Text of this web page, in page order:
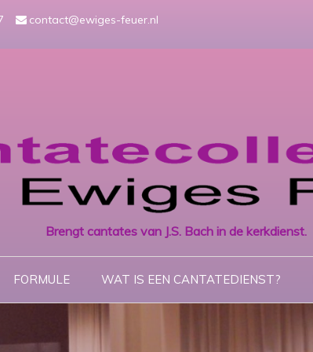
contact@ewiges-feuer.nl
Brengt cantates van J.S. Bach in de kerkdienst.
FORMULE WAT IS EEN CANTATEDIENST?